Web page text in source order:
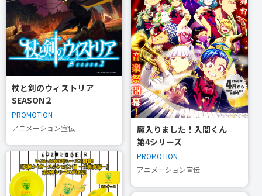
杖と剣のウィストリア
SEASON２
PROMOTION
アニメーション宣伝
魔入りました！入間くん
第4シリーズ
PROMOTION
アニメーション宣伝